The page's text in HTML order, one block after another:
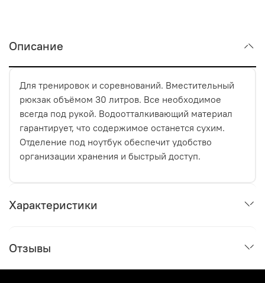
Описание
Для тренировок и соревнований. Вместительный
рюкзак объёмом 30 литров. Все необходимое
всегда под рукой. Водоотталкивающий материал
гарантирует, что содержимое останется сухим.
Отделение под ноутбук обеспечит удобство
организации хранения и быстрый доступ.
Характеристики
Отзывы